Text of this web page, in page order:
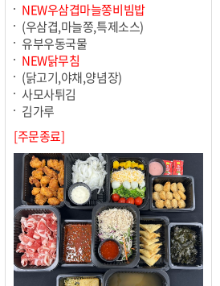
NEW우삼겹마늘쫑비빔밥
(우삼겹,마늘쫑,특제소스)
유부우동국물
NEW닭무침
(닭고기,야채,양념장)
사모사튀김
김가루
[주문종료]